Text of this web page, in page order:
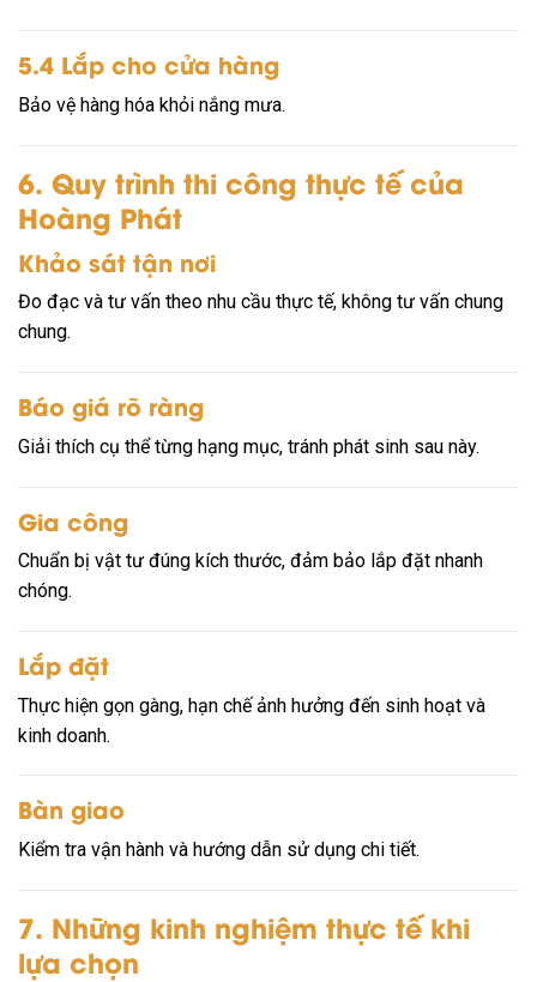
5.4 Lắp cho cửa hàng
Bảo vệ hàng hóa khỏi nắng mưa.
6. Quy trình thi công thực tế của
Hoàng Phát
Khảo sát tận nơi
Đo đạc và tư vấn theo nhu cầu thực tế, không tư vấn chung
chung.
Báo giá rõ ràng
Giải thích cụ thể từng hạng mục, tránh phát sinh sau này.
Gia công
Chuẩn bị vật tư đúng kích thước, đảm bảo lắp đặt nhanh
chóng.
Lắp đặt
Thực hiện gọn gàng, hạn chế ảnh hưởng đến sinh hoạt và
kinh doanh.
Bàn giao
Kiểm tra vận hành và hướng dẫn sử dụng chi tiết.
7. Những kinh nghiệm thực tế khi
lựa chọn